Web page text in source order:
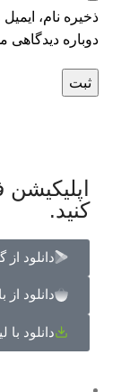
ذخیره نام،
دوباره دیدگاهی
اپلیکیشن
کنید.
دانلود
دانلود از
دانلود